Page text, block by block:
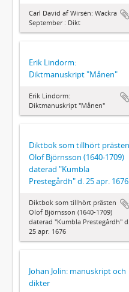
Carl David af Wirsén: Wackra
September : Dikt
Erik Lindorm:
Diktmanuskript "Månen"
Erik Lindorm:
Diktmanuskript "Månen"
Diktbok som tillhört prästen
Olof Björnsson (1640-1709)
daterad "Kumbla
Prestegårdh" d. 25 apr. 1676
Diktbok som tillhört prästen
Olof Björnsson (1640-1709)
daterad "Kumbla Prestegårdh" d.
25 apr. 1676
Johan Jolin: manuskript och
dikter